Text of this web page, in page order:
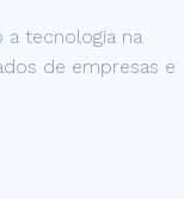
a tecnologia na
de empresas e